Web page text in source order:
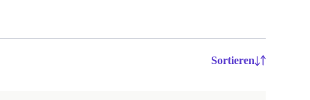
Sortieren